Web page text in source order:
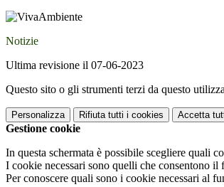
Notizie
Ultima revisione il 07-06-2023
Questo sito o gli strumenti terzi da questo
Personalizza Rifiuta tutti i cookies Accetta
Gestione cookie
In questa schermata è possibile scegliere quali
I cookie necessari sono quelli che consentono
Per conoscere quali sono i cookie necessari al